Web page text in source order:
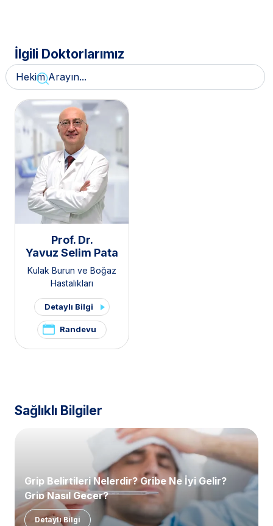
İlgili Doktorlarımız
Prof. Dr.
Yavuz Selim Pata
Kulak Burun ve Boğaz
Hastalıkları
Detaylı Bilgi
Randevu
Sağlıklı Bilgiler
Grip Belirtileri Nelerdir? Gribe Ne İyi Gelir?
Grip Nasıl Geçer?
Detaylı Bilgi